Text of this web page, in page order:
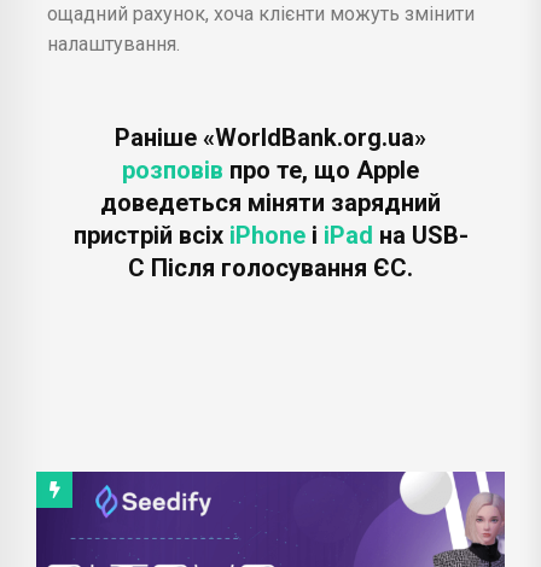
ощадний рахунок, хоча клієнти можуть змінити
налаштування.
Раніше «WorldBank.org.ua»
розповів про те, що Apple
доведеться міняти зарядний
пристрій всіх iPhone і iPad на USB-
C Після голосування ЄС.